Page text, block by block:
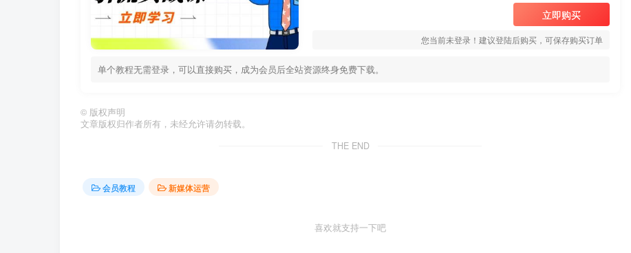
立即购买
您当前未登录！建议登陆后购买，可保存购买订单
单个教程无需登录，可以直接购买，成为会员后全站资源终身免费下载。
© 版权声明
文章版权归作者所有，未经允许请勿转载。
THE END
会员教程 新媒体运营
喜欢就支持一下吧